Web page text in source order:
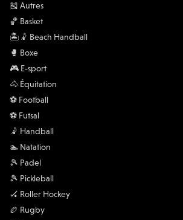
🎽 Autres
🏀 Basket
🏝️🤾 Beach Handball
🥊 Boxe
🎮 E-sport
🐴 Équitation
⚽️ Football
⚽️ Futsal
🤾 Handball
🏊 Natation
🎾 Padel
🎾 Pickleball
🏑 Roller Hockey
🏉 Rugby